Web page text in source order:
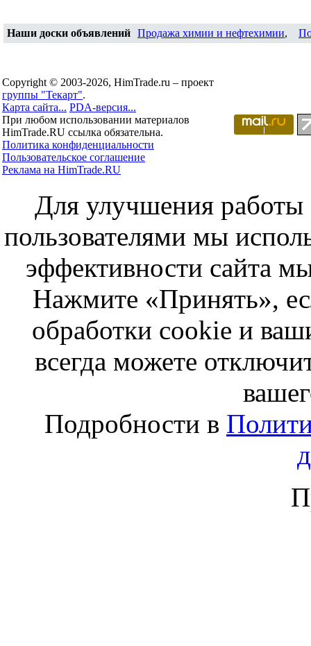
Наши доски объявлений Продажа химии и нефтехимии,
Copyright © 2003-2026, HimTrade.ru – проект
группы "Текарт".
Карта сайта... PDA-версия...
При любом использовании материалов
HimTrade.RU ссылка обязательна.
Политика конфиденциальности
Пользовательское соглашение
Реклама на HimTrade.RU
Для улучшения работы
пользователями мы
эффективности сайта
Нажмите «Принять»,
обработки cookie и
всегда можете
Подробности в